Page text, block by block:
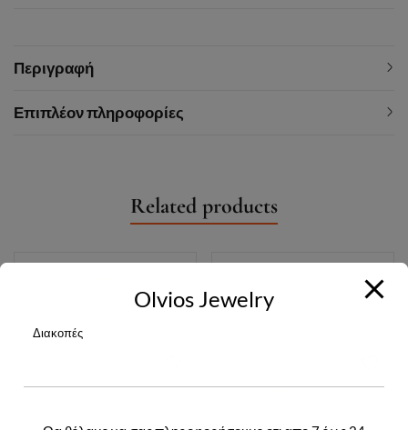
Περιγραφή
Επιπλέον πληροφορίες
Related products
Olvios Jewelry
Διακοπές